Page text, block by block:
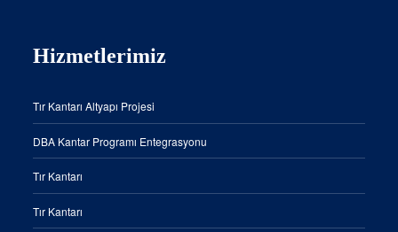
Hizmetlerimiz
Tır Kantarı Altyapı Projesi
DBA Kantar Programı Entegrasyonu
Tır Kantarı
Tır Kantarı